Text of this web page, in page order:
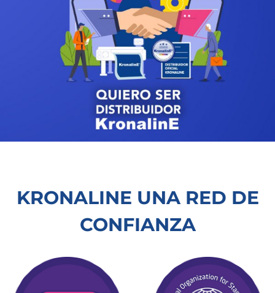
KRONALINE UNA RED DE
CONFIANZA